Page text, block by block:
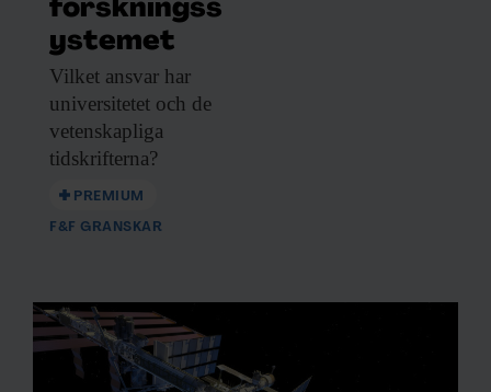
forskningss
ystemet
Vilket ansvar har
universitetet och de
vetenskapliga
tidskrifterna?
PREMIUM
F&F GRANSKAR